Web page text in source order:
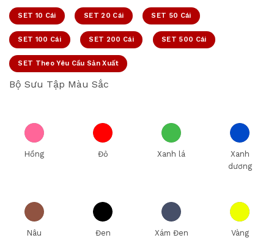
SET 10 Cái SET 20 Cái SET 50 Cái
SET 100 Cái SET 200 Cái SET 500 Cái
SET Theo Yêu Cầu Sản Xuất
Bộ Sưu Tập Màu Sắc
Hồng Đỏ Xanh lá
Xanh
dương
Nâu Đen Xám Đen Vàng